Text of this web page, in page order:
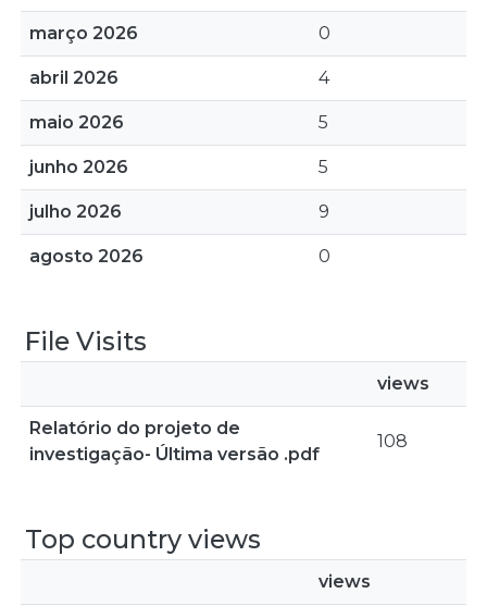
março 2026 0
abril 2026 4
maio 2026 5
junho 2026 5
julho 2026 9
agosto 2026 0
File Visits
views
Relatório do projeto de
investigação- Última versão .pdf
108
Top country views
views